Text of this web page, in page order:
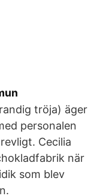
tröja) äger
personalen
Cecilia
när
som blev